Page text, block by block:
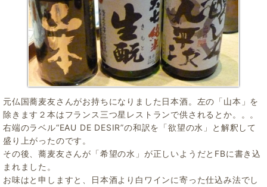
元仏国蕎麦友さんがお持ちになりました日本酒。左の「山本」を
除きます２本はフランス三つ星レストランで供されるとか。。。
右端のラベル“EAU DE DESIR”の和訳を「欲望の水」と解釈して
盛り上がったのです。
その後、蕎麦友さんが「希望の水」が正しいようだとFBに書き込
まれました。
お味はと申しますと、日本酒より白ワインに寄った仕込み法でし